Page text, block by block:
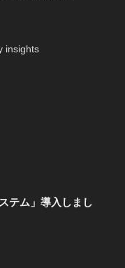
insights
テム」導入しまし